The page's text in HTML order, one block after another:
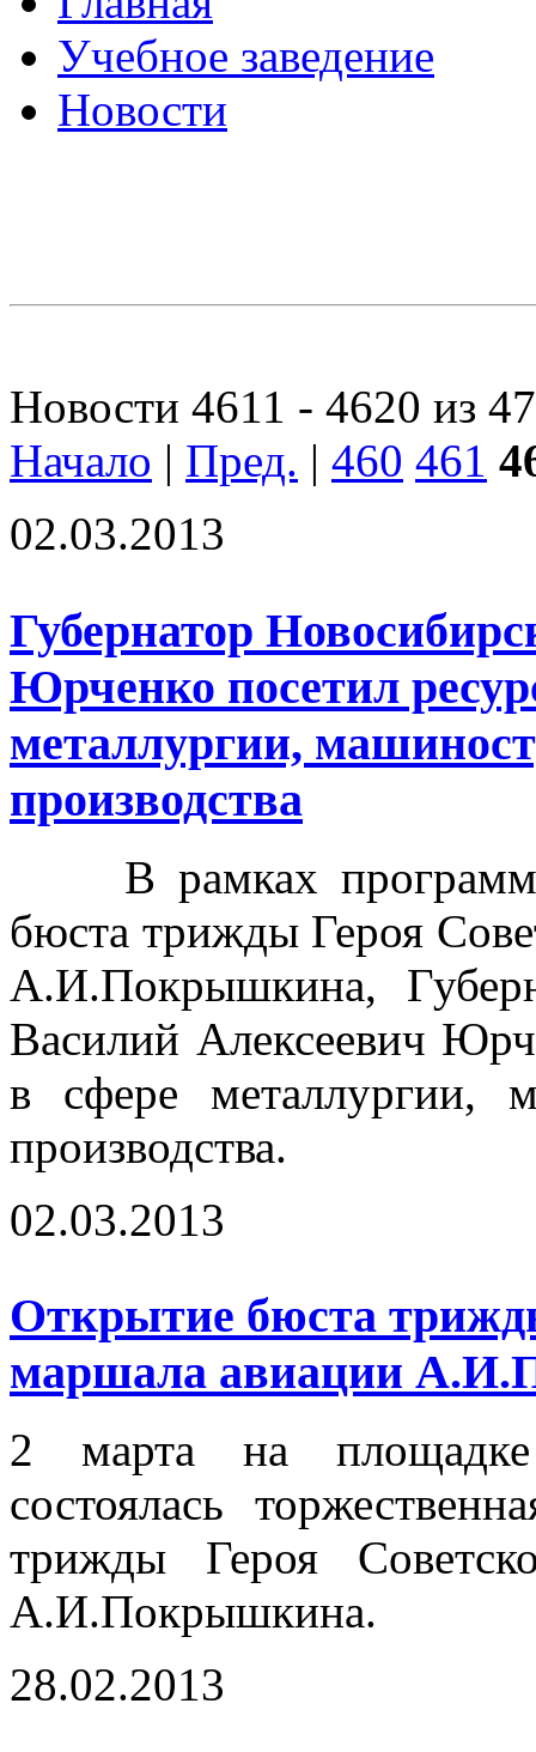
Учебное заведение
Новости
Новости 4611 - 4620 из
Начало | Пред. | 460 461
02.03.2013
Губернатор
Юрченко посетил
металлургии,
производства
В рамках
бюста трижды Героя
А.И.Покрышкина,
Василий Алексеевич
в сфере металлургии,
производства.
02.03.2013
Открытие бюста
маршала авиации
2 марта на
состоялась
трижды Героя
А.И.Покрышкина.
28.02.2013